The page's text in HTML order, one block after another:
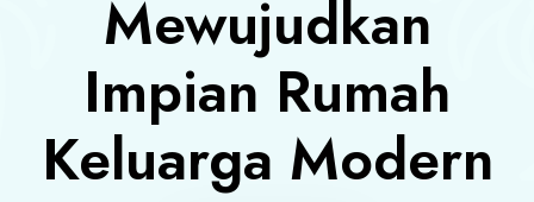
Mewujudkan
Impian Rumah
Keluarga Modern